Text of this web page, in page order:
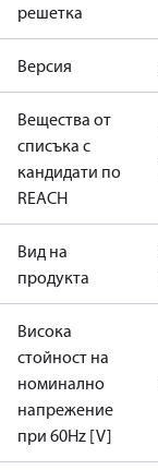
решетка
Версия
Вещества от
списъка с
кандидати по
REACH
Вид на
продукта
Висока
стойност на
номинално
напрежение
при 60Hz [V]